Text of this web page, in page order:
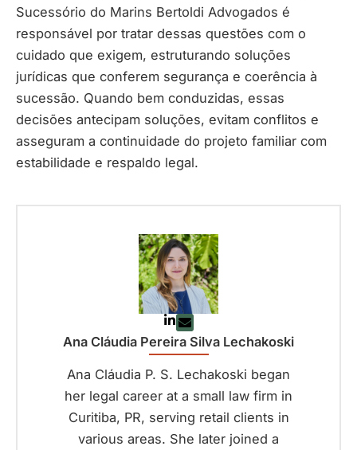
Sucessório do Marins Bertoldi Advogados é
responsável por tratar dessas questões com o
cuidado que exigem, estruturando soluções
jurídicas que conferem segurança e coerência à
sucessão. Quando bem conduzidas, essas
decisões antecipam soluções, evitam conflitos e
asseguram a continuidade do projeto familiar com
estabilidade e respaldo legal.
Ana Cláudia Pereira Silva Lechakoski
Ana Cláudia P. S. Lechakoski began
her legal career at a small law firm in
Curitiba, PR, serving retail clients in
various areas. She later joined a